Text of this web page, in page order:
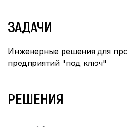
ЗАДАЧИ
Инженерные решения для
предприятий "под ключ"
РЕШЕНИЯ